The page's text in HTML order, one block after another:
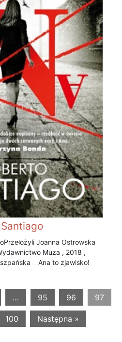
Przełożyli Joanna Ostrowska
Muza , 2018 ,
Ana to zjawisko!
… 95 96 97
100 Następna »